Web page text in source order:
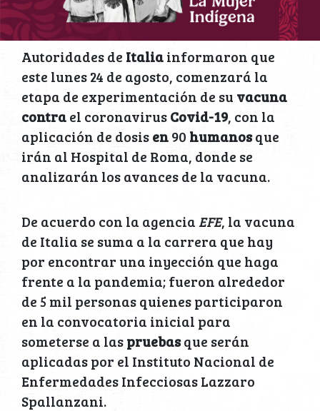
Autoridades de Italiainformaron que
este lunes 24 de agosto, comenzará la
etapa de experimentación de su vacuna
contrael coronavirusCovid-19, con la
aplicación de dosisen90 humanosque
irán al Hospital de Roma, donde se
analizarán los avances de la vacuna.
De acuerdo con la agencia EFE, la vacuna
de Italia se suma a la carrera que hay
por encontrar una inyección que haga
frente a la pandemia; fueron alrededor
de 5 mil personas quienes participaron
en la convocatoria inicial para
someterse a laspruebasque serán
aplicadas por el Instituto Nacional de
Enfermedades Infecciosas Lazzaro
Spallanzani.